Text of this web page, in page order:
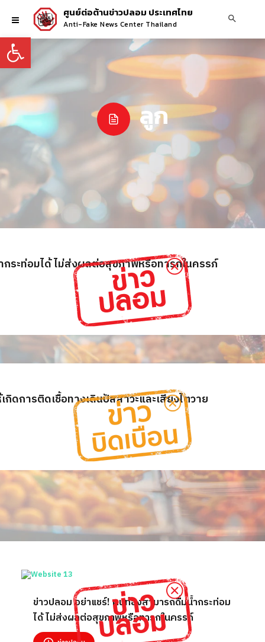
Open toolbar
ศูนย์ต่อต้านข่าวปลอม ประเทศไทย
Anti-Fake News Center Thailand
ลูก
ระท่อมได้ ไม่ส่งผลต่อสุขภาพหรือทารกในครรภ์
ดการติดเชื้อทางเดินปัสสาวะและเสี่ยงไตวาย
ข่าวปลอม อย่าแชร์! คนท้องสามารถดื่มน้ำกระท่อม
ได้ ไม่ส่งผลต่อสุขภาพหรือทารกในครรภ์